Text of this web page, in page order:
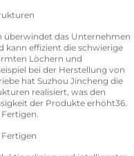
überwindet das Unternehmen
kann effizient die schwierige
Löchern und
bei der Herstellung von
hat Suzhou Jincheng die
realisiert, was den
der Produkte erhöht36.